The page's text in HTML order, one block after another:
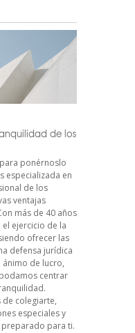
de los
ponérnoslo
especializada en
de los
ventajas
más de 40 años
ejercicio de la
ofrecer las
defensa jurídica
ánimo de lucro,
centrar
de colegiarte,
especiales y
preparado para ti.